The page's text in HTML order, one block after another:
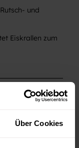
Über Cookies
und
Eiskrallen zum